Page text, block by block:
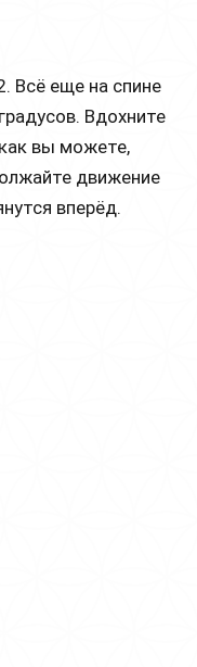
Всё еще на спине
Вдохните
вы можете,
движение
вперёд.